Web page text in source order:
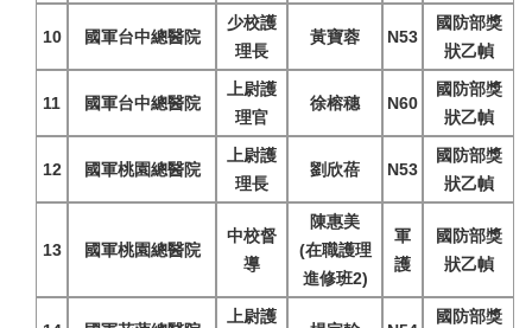
10 國軍台中總醫院
少校護
理長
黃寶蓉 N53
國防部獎
狀乙幀
11 國軍台中總醫院
上尉護
理官
徐榕穗 N60
國防部獎
狀乙幀
12 國軍桃園總醫院
上尉護
理長
劉欣蓓 N53
國防部獎
狀乙幀
13 國軍桃園總醫院
中校督
導
陳惠美
(在職護理
進修班2)
軍
護
國防部獎
狀乙幀
上尉護 國防部獎